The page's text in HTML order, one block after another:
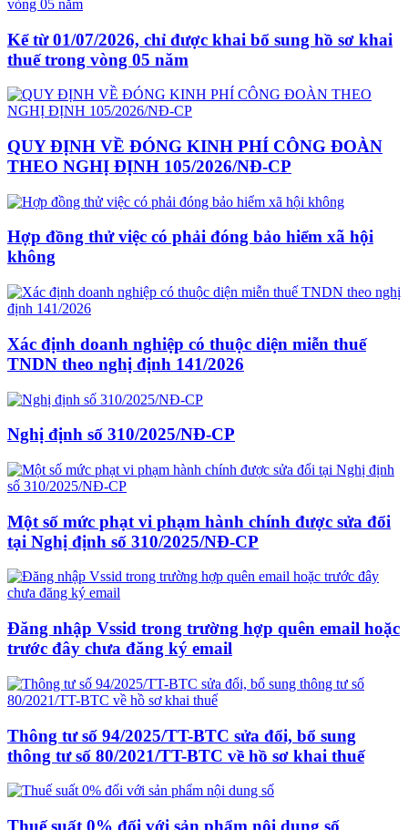
Kể từ 01/07/2026, chỉ được khai bổ sung hồ sơ khai
thuế trong vòng 05 năm
QUY ĐỊNH VỀ ĐÓNG KINH PHÍ CÔNG ĐOÀN
THEO NGHỊ ĐỊNH 105/2026/NĐ-CP
Hợp đồng thử việc có phải đóng bảo hiểm xã hội
không
Xác định doanh nghiệp có thuộc diện miễn thuế
TNDN theo nghị định 141/2026
Nghị định số 310/2025/NĐ-CP
Một số mức phạt vi phạm hành chính được sửa đổi
tại Nghị định số 310/2025/NĐ-CP
Đăng nhập Vssid trong trường hợp quên email hoặc
trước đây chưa đăng ký email
Thông tư số 94/2025/TT-BTC sửa đổi, bổ sung
thông tư số 80/2021/TT-BTC về hồ sơ khai thuế
Thuế suất 0% đối với sản phẩm nội dung số